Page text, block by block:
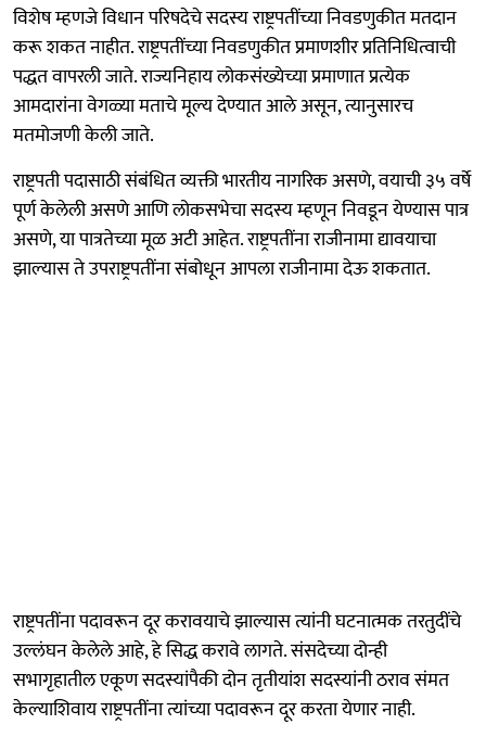
विशेष म्हणजे विधान परिषदेचे सदस्य राष्ट्रपतींच्या निवडणुकीत मतदान
करू शकत नाहीत. राष्ट्रपतींच्या निवडणुकीत प्रमाणशीर प्रतिनिधित्वाची
पद्धत वापरली जाते. राज्यनिहाय लोकसंख्येच्या प्रमाणात प्रत्येक
आमदारांना वेगळ्या मताचे मूल्य देण्यात आले असून, त्यानुसारच
मतमोजणी केली जाते.
राष्ट्रपती पदासाठी संबंधित व्यक्ती भारतीय नागरिक असणे, वयाची ३५ वर्षे
पूर्ण केलेली असणे आणि लोकसभेचा सदस्य म्हणून निवडून येण्यास पात्र
असणे, या पात्रतेच्या मूळ अटी आहेत. राष्ट्रपतींना राजीनामा द्यावयाचा
झाल्यास ते उपराष्ट्रपतींना संबोधून आपला राजीनामा देऊ शकतात.
राष्ट्रपतींना पदावरून दूर करावयाचे झाल्यास त्यांनी घटनात्मक तरतुदींचे
उल्लंघन केलेले आहे, हे सिद्ध करावे लागते. संसदेच्या दोन्ही
सभागृहातील एकूण सदस्यांपैकी दोन तृतीयांश सदस्यांनी ठराव संमत
केल्याशिवाय राष्ट्रपतींना त्यांच्या पदावरून दूर करता येणार नाही.